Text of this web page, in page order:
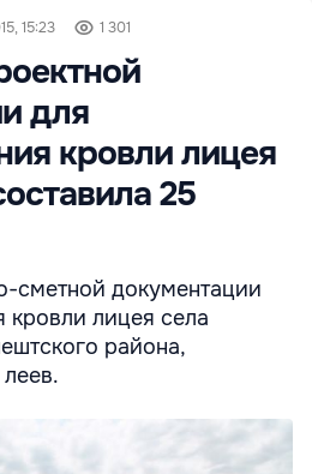
15:23 1 301
для
кровли лицея
25
сметной документации
кровли лицея села
района,